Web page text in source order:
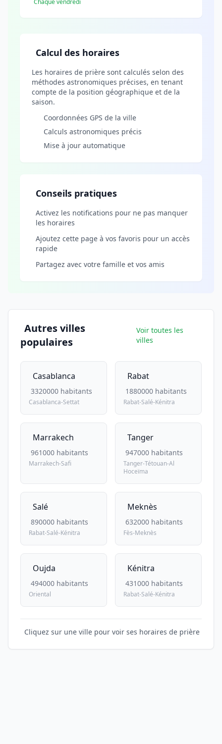
Chaque vendredi
Calcul des horaires
Les horaires de prière sont calculés selon des
méthodes astronomiques précises, en tenant
compte de la position géographique et de la
saison.
Coordonnées GPS de la ville
Calculs astronomiques précis
Mise à jour automatique
Conseils pratiques
Activez les notifications pour ne pas manquer
les horaires
Ajoutez cette page à vos favoris pour un accès
rapide
Partagez avec votre famille et vos amis
Autres villes
populaires
Voir toutes les
villes
Casablanca
3320000 habitants
Casablanca-Settat
Rabat
1880000 habitants
Rabat-Salé-Kénitra
Marrakech
961000 habitants
Marrakech-Safi
Tanger
947000 habitants
Tanger-Tétouan-Al
Hoceïma
Salé
890000 habitants
Rabat-Salé-Kénitra
Meknès
632000 habitants
Fès-Meknès
Oujda
494000 habitants
Oriental
Kénitra
431000 habitants
Rabat-Salé-Kénitra
Cliquez sur une ville pour voir ses horaires de prière